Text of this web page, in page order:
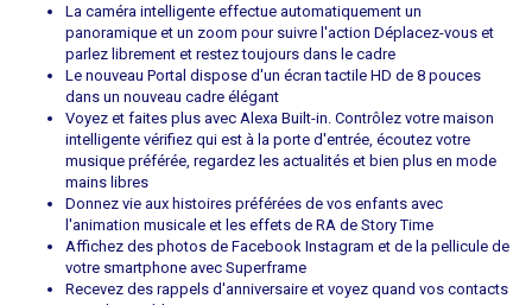
La caméra intelligente effectue automatiquement un
panoramique et un zoom pour suivre l'action Déplacez-vous et
parlez librement et restez toujours dans le cadre
Le nouveau Portal dispose d'un écran tactile HD de 8 pouces
dans un nouveau cadre élégant
Voyez et faites plus avec Alexa Built-in. Contrôlez votre maison
intelligente vérifiez qui est à la porte d'entrée, écoutez votre
musique préférée, regardez les actualités et bien plus en mode
mains libres
Donnez vie aux histoires préférées de vos enfants avec
l'animation musicale et les effets de RA de Story Time
Affichez des photos de Facebook Instagram et de la pellicule de
votre smartphone avec Superframe
Recevez des rappels d'anniversaire et voyez quand vos contacts